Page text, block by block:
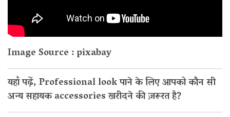
Image Source : pixabay
यहाँ पढ़ें, Professional look पाने के लिए आपको कौन सी
अन्य सहायक accessories खरीदने की ज़रूरत है?